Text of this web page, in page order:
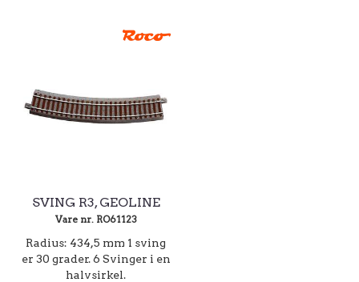
SVING R3, GEOLINE
Vare nr. RO61123
Radius: 434,5 mm 1 sving
er 30 grader. 6 Svinger i en
halvsirkel.